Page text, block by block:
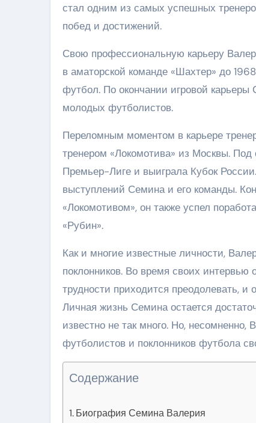
стал одним из самых успешных
побед и достижений.
Свою профессиональную карьеру
в аматорской команде «Шахтер» до
футбол. По окончании игровой
молодых футболистов.
Переломным моментом в карьере
тренером «Локомотива» из Москвы. Под
Премьер-Лиге и выиграла Кубок
выступлений Семина и его команды.
«Локомотивом», он также успел
«Рубин».
Как и многие известные личности,
поклонников. Во время своих интервью
трудности приходится преодолевать, и
Личная жизнь Семина остается
известно не так много. Но,
футболистов и поклонников футбола
Содержание
Биография Семина Валерия